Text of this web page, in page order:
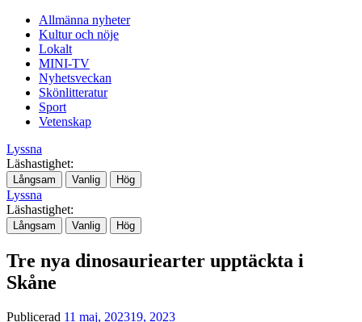
Allmänna nyheter
Kultur och nöje
Lokalt
MINI-TV
Nyhetsveckan
Skönlitteratur
Sport
Vetenskap
Lyssna
Läshastighet:
Långsam Vanlig Hög
Lyssna
Läshastighet:
Långsam Vanlig Hög
Tre nya dinosauriearter upptäckta i
Skåne
Publicerad 11 maj, 202319, 2023